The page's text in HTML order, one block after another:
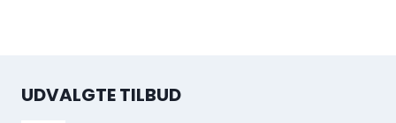
UDVALGTE TILBUD